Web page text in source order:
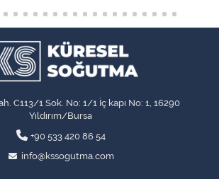
C113/1 Sok. No: 1/1 İç kapı No: 1, 16290
Yıldırım/Bursa
+90 533 420 86 54
info@kssogutma.com